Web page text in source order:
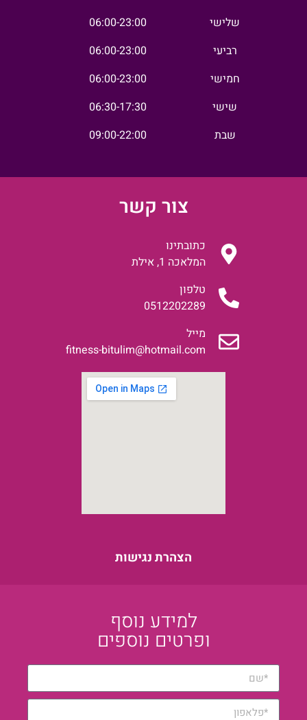
שלישי
רביעי
חמישי
שישי
שבת
06:00-23:00
06:00-23:00
06:00-23:00
06:30-17:30
09:00-22:00
צור קשר
כתובתינו
המלאכה 1, אילת
טלפון
0512202289
מייל
fitness-bitulim@hotmail.com
הצהרת נגישות
למידע נוסף
ופרטים נוספים